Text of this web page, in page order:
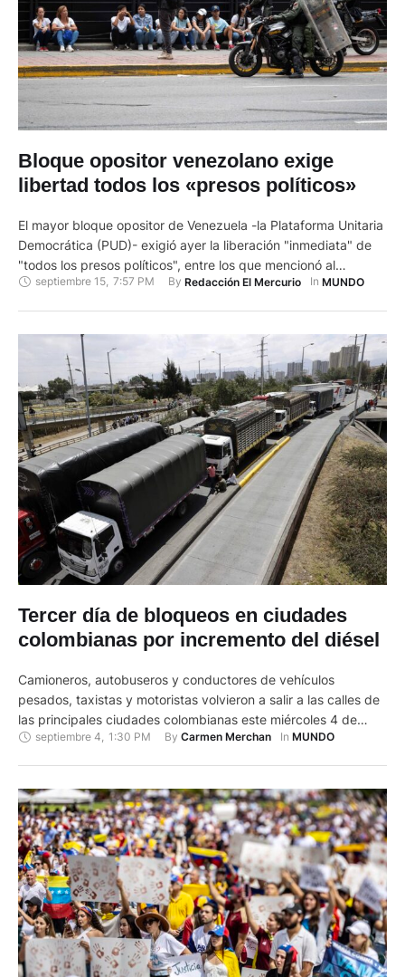
Bloque opositor venezolano exige
libertad todos los «presos políticos»
El mayor bloque opositor de Venezuela -la Plataforma Unitaria
Democrática (PUD)- exigió ayer la liberación "inmediata" de
"todos los presos políticos", entre los que mencionó al
exdiputado Freddy Superlano, detenido el 30 de julio.
políticos en Venezuela …
septiembre 15, 7:57 PM By Redacción El Mercurio In MUNDO
Tercer día de bloqueos en ciudades
colombianas por incremento del diésel
Camioneros, autobuseros y conductores de vehículos
pesados, taxistas y motoristas volvieron a salir a las calles de
las principales ciudades colombianas este miércoles 4 de
septiembre de 2024 en el tercer día consecutivo de bloqueos
sábado …
septiembre 4 1:30 PM By Carmen Merchan In MUNDO